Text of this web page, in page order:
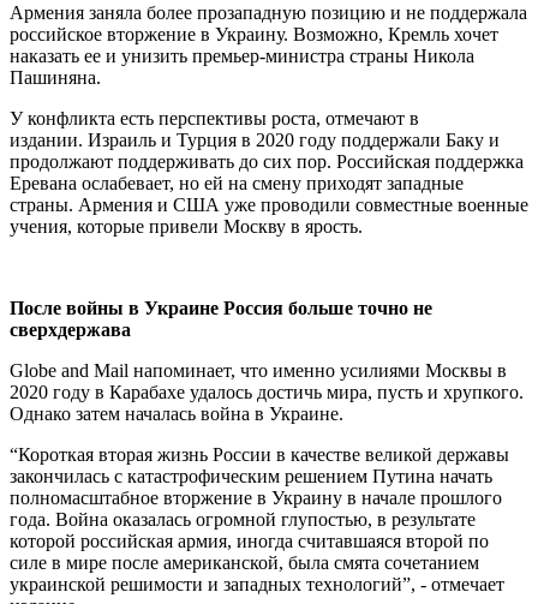
Армения заняла более прозападную позицию и не поддержала
российское вторжение в Украину. Возможно, Кремль хочет
наказать ее и унизить премьер-министра страны Никола
Пашиняна.
У конфликта есть перспективы роста, отмечают в
издании. Израиль и Турция в 2020 году поддержали Баку и
продолжают поддерживать до сих пор. Российская поддержка
Еревана ослабевает, но ей на смену приходят западные
страны. Армения и США уже проводили совместные военные
учения, которые привели Москву в ярость.
После войны в Украине Россия больше точно не
сверхдержава
Globe and Mail напоминает, что именно усилиями Москвы в
2020 году в Карабахе удалось достичь мира, пусть и хрупкого.
Однако затем началась война в Украине.
“Короткая вторая жизнь России в качестве великой державы
закончилась с катастрофическим решением Путина начать
полномасштабное вторжение в Украину в начале прошлого
года. Война оказалась огромной глупостью, в результате
которой российская армия, иногда считавшаяся второй по
силе в мире после американской, была смята сочетанием
украинской решимости и западных технологий”, - отмечает